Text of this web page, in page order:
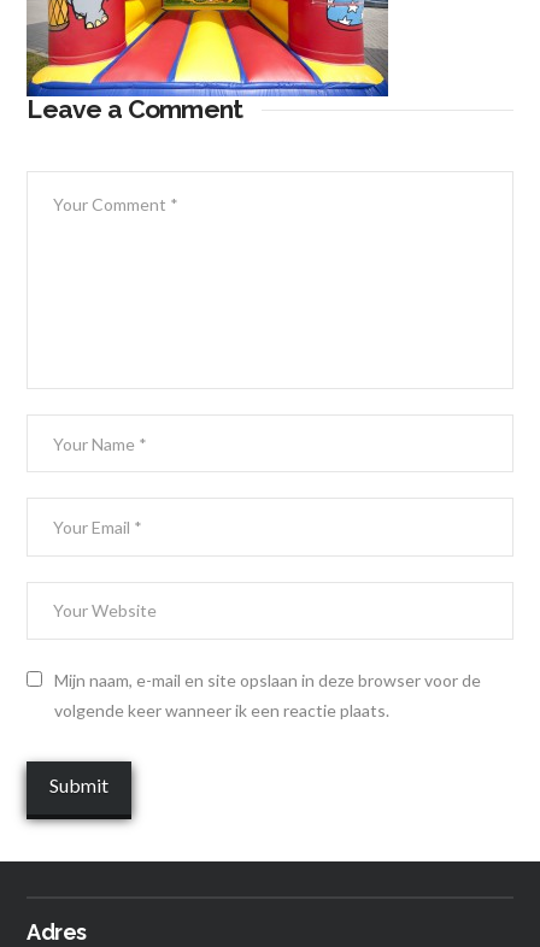
Leave a Comment
Mijn naam, e-mail en site opslaan in deze browser voor de
volgende keer wanneer ik een reactie plaats.
Adres